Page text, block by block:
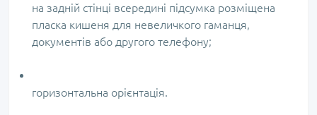
на задній стінці всередині підсумка розміщена
пласка кишеня для невеличкого гаманця,
документів або другого телефону;
горизонтальна орієнтація.